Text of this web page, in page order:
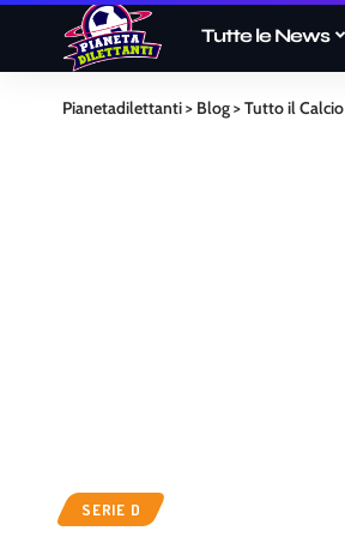
Tutte le News
Pianetadilettanti> Blog>Tutto il Calcio
SERIE D